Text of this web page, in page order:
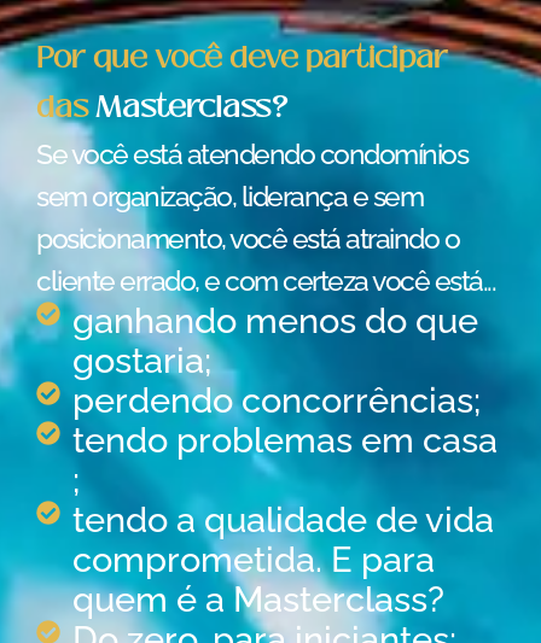
Por que você deve participar
dasMasterclass?
Se você está atendendo condomínios
sem organização, liderança e sem
posicionamento, você está atraindo o
cliente errado, e com certeza você está...
ganhando menos do que
gostaria;
perdendo concorrências;
tendo problemas em casa
;
tendo a qualidade de vida
comprometida. E para
quem é a Masterclass?